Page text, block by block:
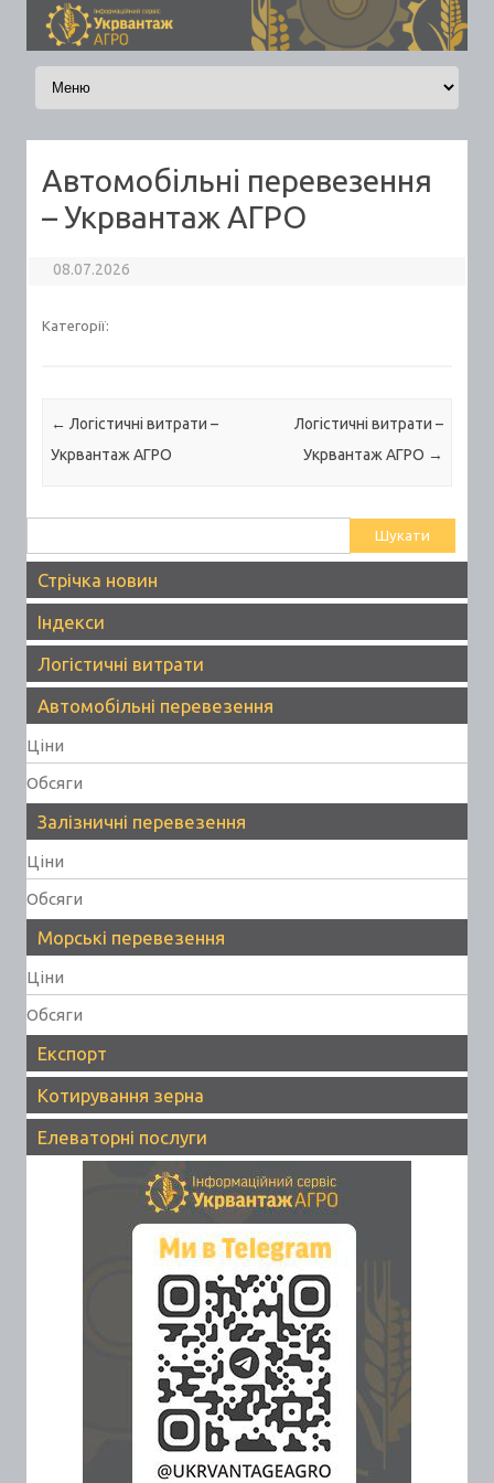
Skip to content
Автомобільні перевезення
– Укрвантаж АГРО
08.07.2026
Категорії:
Post navigation
← Логістичні витрати –
Укрвантаж АГРО
Логістичні витрати –
Укрвантаж АГРО →
Стрічка новин
Індекси
Логістичні витрати
Автомобільні перевезення
Ціни
Обсяги
Залізничні перевезення
Ціни
Обсяги
Морські перевезення
Ціни
Обсяги
Експорт
Котирування зерна
Елеваторні послуги